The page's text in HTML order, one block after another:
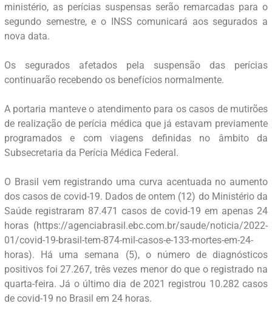
ministério, as perícias suspensas serão remarcadas para o
segundo semestre, e o INSS comunicará aos segurados a
nova data.
Os segurados afetados pela suspensão das perícias
continuarão recebendo os benefícios normalmente.
A portaria manteve o atendimento para os casos de mutirões
de realização de perícia médica que já estavam previamente
programados e com viagens definidas no âmbito da
Subsecretaria da Perícia Médica Federal.
O Brasil vem registrando uma curva acentuada no aumento
dos casos de covid-19. Dados de ontem (12) do Ministério da
Saúde registraram 87.471 casos de covid-19 em apenas 24
horas (https://agenciabrasil.ebc.com.br/saude/noticia/2022-
01/covid-19-brasil-tem-874-mil-casos-e-133-mortes-em-24-
horas). Há uma semana (5), o número de diagnósticos
positivos foi 27.267, três vezes menor do que o registrado na
quarta-feira. Já o último dia de 2021 registrou 10.282 casos
de covid-19 no Brasil em 24 horas.